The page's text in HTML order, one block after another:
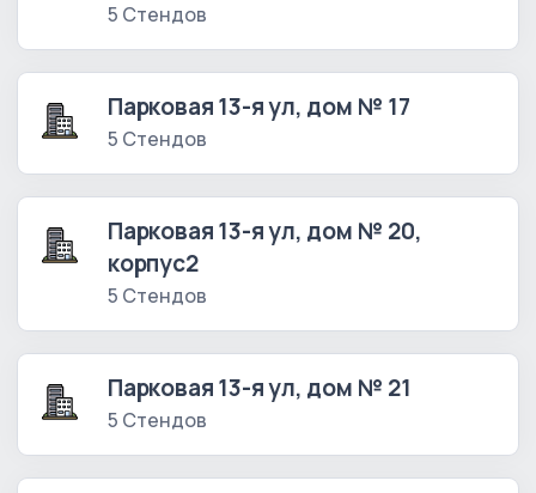
5 Стендов
Парковая 13-я ул, дом № 17
5 Стендов
Парковая 13-я ул, дом № 20,
корпус2
5 Стендов
Парковая 13-я ул, дом № 21
5 Стендов